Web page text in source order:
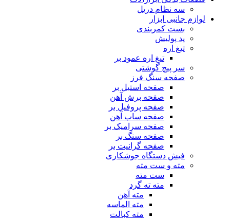
سه نظام دریل
لوازم جانبی ابزار
بست کمربندی
پد پولیش
تیغ اره
تیغ اره عمود بر
سر پیچ گوشتی
صفحه سنگ فرز
صفحه استیل بر
صفحه برش آهن
صفحه پروفیل بر
صفحه ساب آهن
صفحه سرامیک بر
صفحه سنگ بر
صفحه گرانیت بر
فیش دستگاه جوشکاری
مته و ست مته
ست مته
مته ته گرد
مته آهن
مته الماسه
مته کبالت